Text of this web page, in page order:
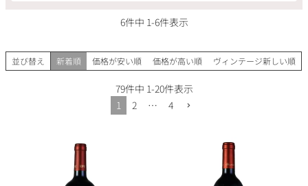
6件中 1-6件表示
並び替え 新着順 価格が安い順 価格が高い順 ヴィンテージ新しい順
79件中 1-20件表示
1
2 … 4